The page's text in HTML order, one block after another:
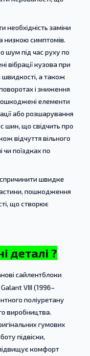
заміни
низкою симптомів.
шум під час руху по
вібрації кузова при
швидкості, а також
і зниження
елементи
або розшарування
шин, що свідчить про
відчуття вільного
поїздках по
швидке
пошкодження
що створює
деталі ?
сайлентблоки
VIII (1996–
поліуретану
виробництва.
гумових
підвіски,
комфорт